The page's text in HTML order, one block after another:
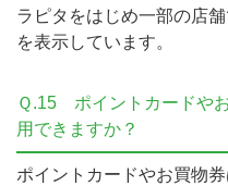
ラピタをはじめ一部の店
を表示しています。
Ｑ.15
ポイントカードや
用できますか？
ポイントカードやお買物